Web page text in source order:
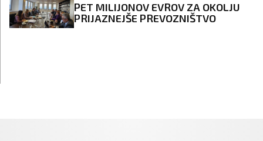
PET MILIJONOV EVROV ZA OKOLJU
PRIJAZNEJŠE PREVOZNIŠTVO